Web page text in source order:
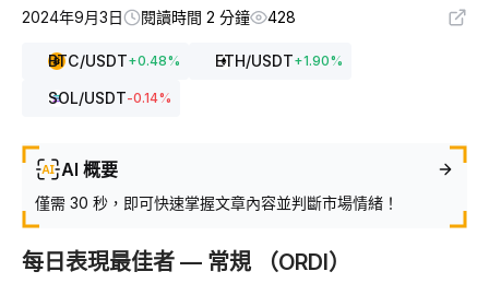
2024年9月3日
閱讀時間 2 分鐘 428
BTC/USDT+0.48% ETH/USDT+1.90%
SOL/USDT-0.14%
AI 概要
僅需 30 秒，即可快速掌握文章內容並判斷市場情緒！
每日表現最佳者 — 常規 （ORDI）